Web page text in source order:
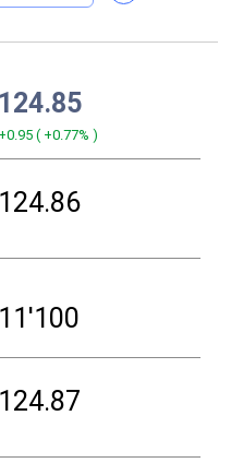
124.85
+0.95 ( +0.77% )
124.86
11'100
124.87